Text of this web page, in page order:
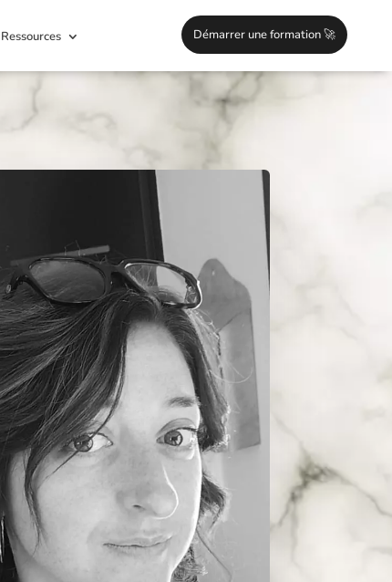
Ressources Démarrer une formation 🚀